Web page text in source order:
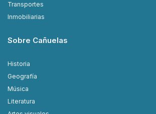
Transportes
Inmobiliarias
Sobre Cañuelas
Historia
Geografía
Música
Literatura